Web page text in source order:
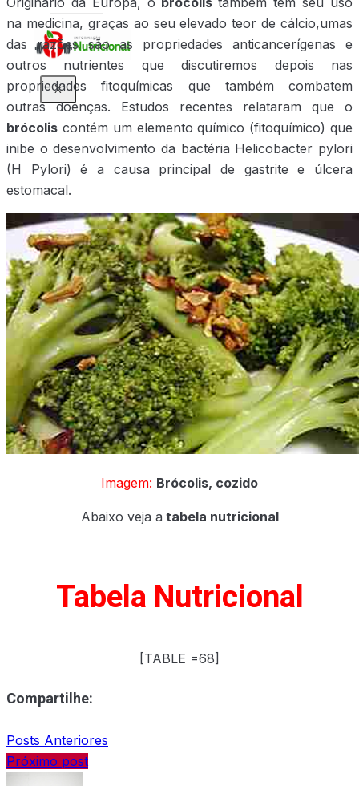
X
na medicina, graças ao seu elevado teor de cálcio,umas
das razões são as propriedades anticancerígenas e
outros nutrientes que discutiremos depois nas
propriedades fitoquímicas que também combatem
outras doenças. Estudos recentes relataram que o
brócolis contém um elemento químico (fitoquímico) que
inibe o desenvolvimento da bactéria Helicobacter pylori
(H Pylori) é a causa principal de gastrite e úlcera
estomacal.
Imagem: Brócolis, cozido
Abaixo veja a tabela nutricional
Tabela Nutricional
[TABLE =68]
Compartilhe:
Posts Anteriores
Próximo post